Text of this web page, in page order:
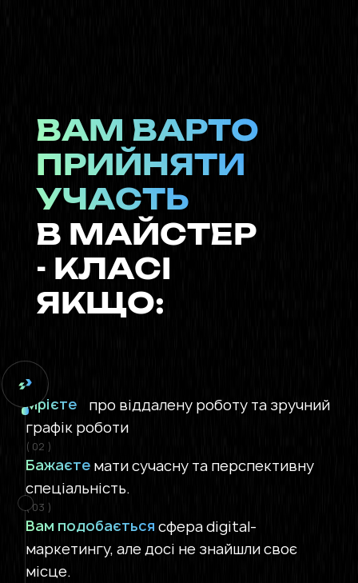
ВАМ ВАРТО
ПРИЙНЯТИ
УЧАСТЬ
В МАЙСТЕР
- КЛАСІ
ЯКЩО:
( 01 )
Мрієте про віддалену роботу та зручний
графік роботи
( 02 )
Бажаєте мати сучасну та перспективну
спеціальність.
( 03 )
Вам подобається сфера digital-
маркетингу, але досі не знайшли своє
місце.